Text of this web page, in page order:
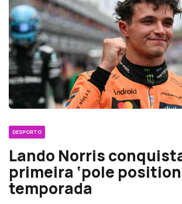
DESPORTO
Lando Norris
primeira ‘pole
temporada